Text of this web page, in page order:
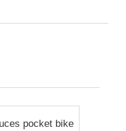
pocket bike